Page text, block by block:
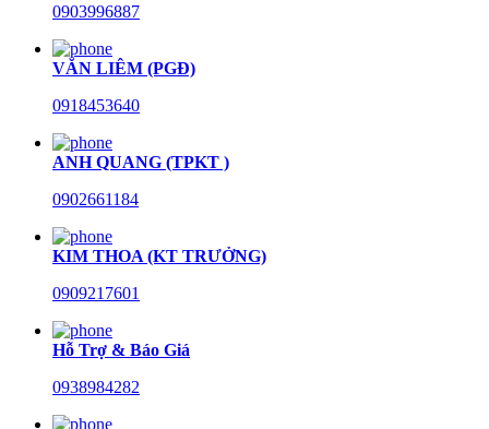
0903996887
VĂN LIÊM (PGĐ)
0918453640
ANH QUANG (TPKT )
0902661184
KIM THOA (KT TRƯỞNG)
0909217601
Hỗ Trợ & Báo Giá
0938984282